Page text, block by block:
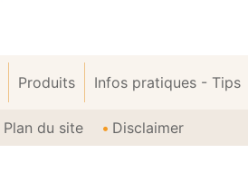
Produits Infos pratiques - Tips
Plan du site Disclaimer